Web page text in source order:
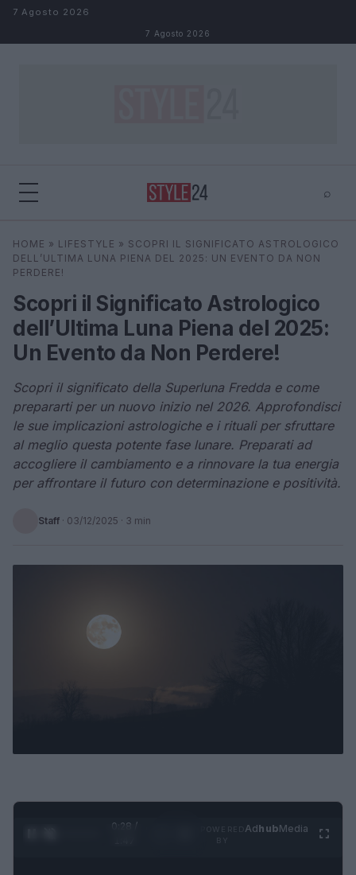
Salta al contenuto
7 Agosto 2026
7 Agosto 2026
⌕
Cerca ⌕ ×
HOME » LIFESTYLE » SCOPRI IL SIGNIFICATO ASTROLOGICO
DELL’ULTIMA LUNA PIENA DEL 2025: UN EVENTO DA NON
PERDERE!
Scopri il Significato Astrologico
dell’Ultima Luna Piena del 2025:
Un Evento da Non Perdere!
Scopri il significato della Superluna Fredda e come
prepararti per un nuovo inizio nel 2026. Approfondisci
le sue implicazioni astrologiche e i rituali per sfruttare
al meglio questa potente fase lunare. Preparati ad
accogliere il cambiamento e a rinnovare la tua energia
per affrontare il futuro con determinazione e positività.
Staff · 03/12/2025 · 3 min
0:29 /
AdhubMedia